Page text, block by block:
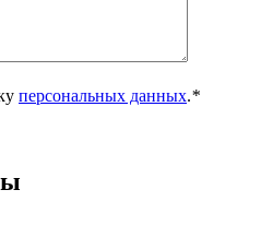
персональных данных.*